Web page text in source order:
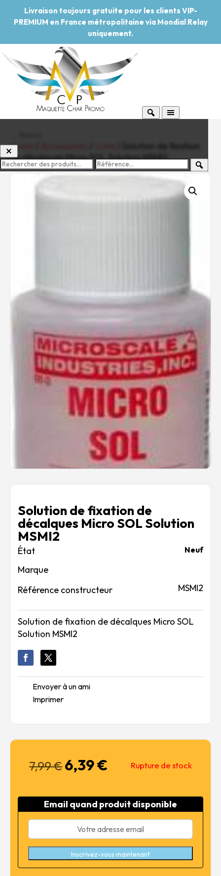
Livraison toujours gratuite pour les clients VIP-
PREMIUM en France métropolitaine via Mondial Relay
uniquement.
Avions
Figurines
Peintures
Accessoires
Puzzles
Carte cadeau
Maquette par marque
Home
/ Solution de fixation
de décalques Micro SOL Solution MSMI2
Solution de fixation de
décalques Micro SOL Solution
MSMI2
Neuf
Marque
Référence constructeur
MSMI2
Solution de fixation de décalques Micro SOL
Solution MSMI2
Envoyer à un ami
Imprimer
7,99€Le
prix
était :
7,99 €.
6,39€
est :
6,39 €.
Rupture de stock
Email quand produit disponible
Inscrivez-vous maintenant